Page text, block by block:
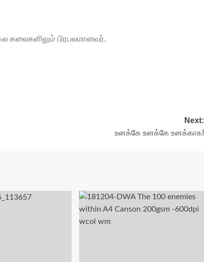
கலைகளிலும் பிரபலமானவர்.
Next:
உனக்கே உனக்கே உனக்காக!